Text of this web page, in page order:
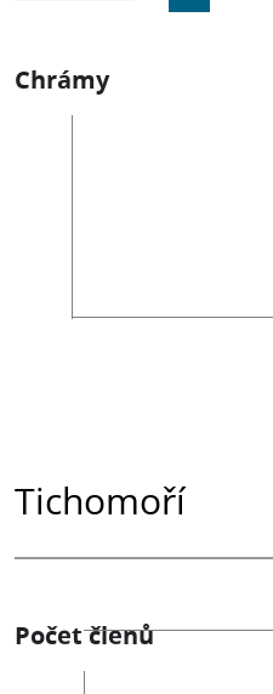
Chrámy
Tichomoří
Počet členů